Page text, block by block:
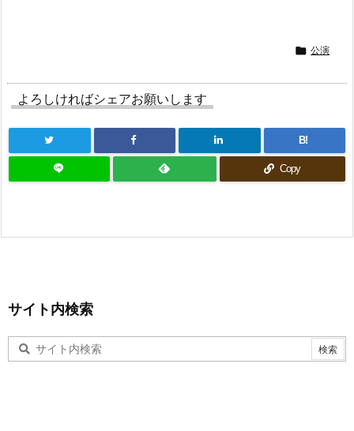
 公演
よろしければシェアお願いします
B!
Copy
サイト内検索